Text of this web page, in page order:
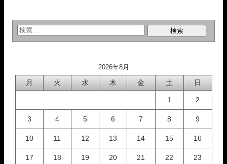
2026年8月
月 火 水 木 金 土 日
1 2
3 4 5 6 7 8 9
10 11 12 13 14 15 16
17 18 19 20 21 22 23